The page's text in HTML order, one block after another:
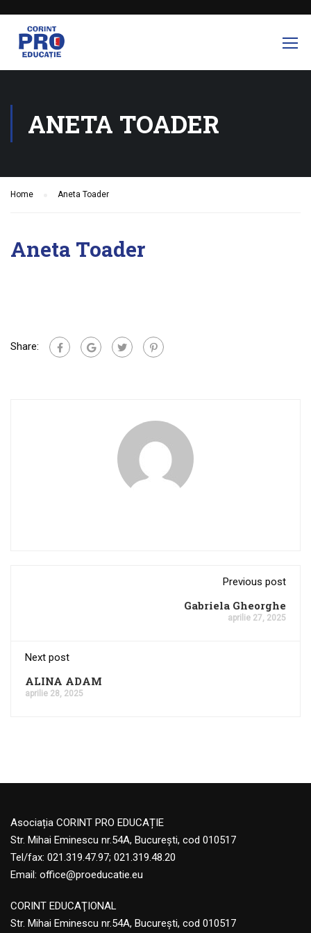
ANETA TOADER
Home Aneta Toader
Aneta Toader
Share:
Previous post
Gabriela Gheorghe
aprilie 27, 2025
Next post
ALINA ADAM
aprilie 28, 2025
Asociația CORINT PRO EDUCAȚIE
Str. Mihai Eminescu nr.54A, București, cod 010517
Tel/fax: 021.319.47.97; 021.319.48.20
Email: office@proeducatie.eu
CORINT EDUCAŢIONAL
Str. Mihai Eminescu nr.54A, Bucureşti, cod 010517